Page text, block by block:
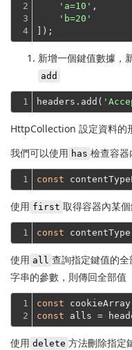
2
3
4
'a=10' ,
'b=20'
]);
新增一個鍵值數據，
add
1 headers.add(
HttpCollection 設定資料的
我們可以使用 has 檢查容
1 const
使用 first 取得容器內某
1 const
使用 all 查詢指定鍵值的
字串的參數，則傳回全部值
1
2
const
const
使用 delete 方法刪除指定